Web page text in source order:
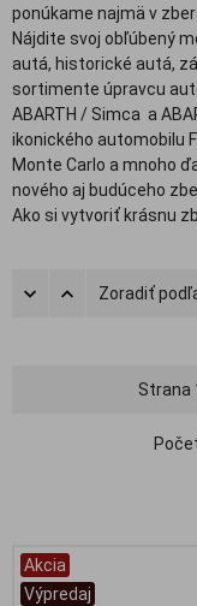
ponúkame najmä v
Nájdite svoj obľúbený
autá, historické autá,
sortimente úpravcu
ABARTH / Simca a
ikonického automobilu
Monte Carlo a mnoho
nového aj budúceho
Ako si vytvoriť krásnu
Zoradiť
Strana
Akcia
Výpredaj